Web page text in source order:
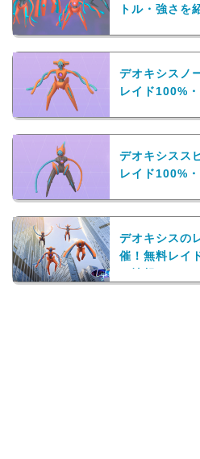
トル・強さを
デオキシスノ
レイド100%
デオキシスス
レイド100%
デオキシスの
催！無料レイ